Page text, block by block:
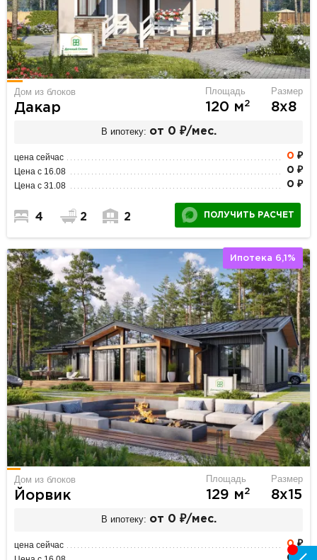
Дом из блоков
Дакар
Площадь
120 м2
Размер
8х8
В ипотеку: от 0 ₽/мес.
цена сейчас 0 ₽
Цена с 16.08 0 ₽
Цена с 31.08 0 ₽
4 2 2 ПОЛУЧИТЬ РАСЧЕТ
Ипотека 6,1%
Дом из блоков
Йорвик
Площадь
129 м2
Размер
8х15
В ипотеку: от 0 ₽/мес.
цена сейчас 0₽
0 ₽